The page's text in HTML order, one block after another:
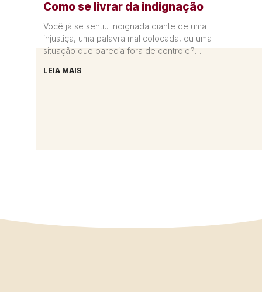
Como se livrar da indignação
Você já se sentiu indignada diante de uma
injustiça, uma palavra mal colocada, ou uma
situação que parecia fora de controle?
LEIA MAIS